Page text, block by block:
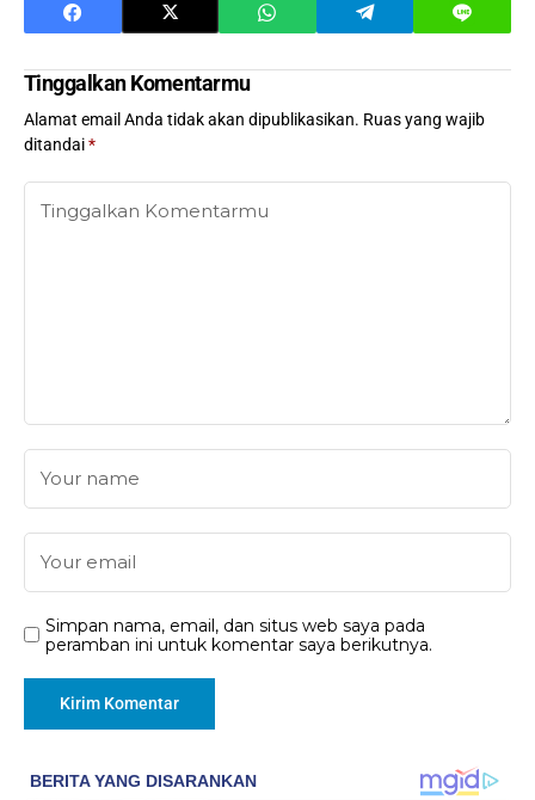
Tinggalkan Komentarmu
Alamat email Anda tidak akan dipublikasikan. Ruas yang wajib
ditandai*
Simpan nama, email, dan situs web saya pada
peramban ini untuk komentar saya berikutnya.